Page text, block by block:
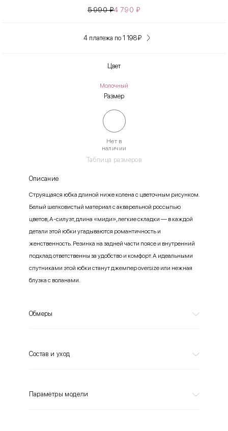
5 990₽4 790₽
4 платежа по 1 198₽
Цвет
Молочный
Размер
Таблица размеров
Нет в
наличии
Описание
Струящаяся юбка длиной ниже колена с цветочным рисунком.
Белый шелковистый материал с акварельной россыпью
цветов, А-силуэт, длина «миди», легкие складки — в каждой
детали этой юбки угадываются романтичность и
женственность. Резинка на задней части поясе и внутренний
подклад ответственны за удобство и комфорт. А идеальными
спутниками этой юбки станут джемпер oversize или нежная
блузка с воланами.
Обмеры
Состав и уход
Параметры модели